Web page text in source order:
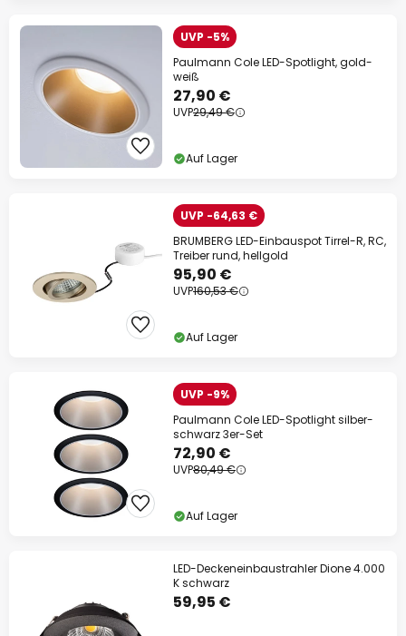
UVP -5%
Paulmann Cole LED-Spotlight, gold-
weiß
27,90 €
UVP29,49 €
Auf Lager
UVP -64,63 €
BRUMBERG LED-Einbauspot Tirrel-R, RC,
Treiber rund, hellgold
95,90 €
UVP160,53 €
Auf Lager
UVP -9%
Paulmann Cole LED-Spotlight silber-
schwarz 3er-Set
72,90 €
UVP80,49 €
Auf Lager
LED-Deckeneinbaustrahler Dione 4.000
K schwarz
59,95 €